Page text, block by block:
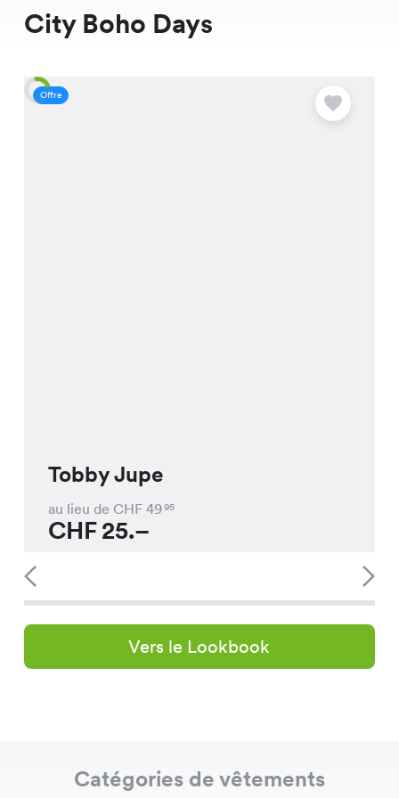
City Boho Days
Offre
Tobby Jupe
au lieu de CHF 4995
CHF25.–
Vers le Lookbook
Catégories de vêtements